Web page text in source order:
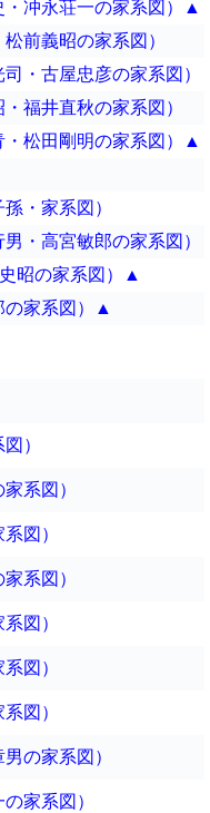
・冲永荘一の家系図）▲
前義昭の家系図）
・古屋忠彦の家系図）
福井直秋の家系図）
・松田剛明の家系図）▲
・家系図）
・高宮敏郎の家系図）
昭の家系図）▲
の家系図）▲
）
系図）
図）
系図）
図）
図）
図）
の家系図）
家系図）